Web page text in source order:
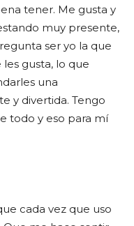
tener. Me gusta y
muy presente,
ser yo la que
gusta, lo que
una
y divertida. Tengo
todo y eso para mí
cada vez que uso